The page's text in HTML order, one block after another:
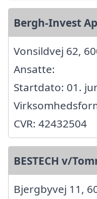
Bergh-Invest
Vonsildvej 62,
Ansatte:
Startdato: 01.
CVR: 42432504
BESTECH v/
Bjergbyvej 11,